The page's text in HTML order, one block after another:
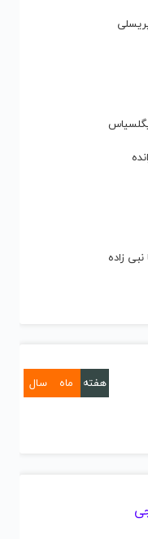
زاده
هفته ماه سال